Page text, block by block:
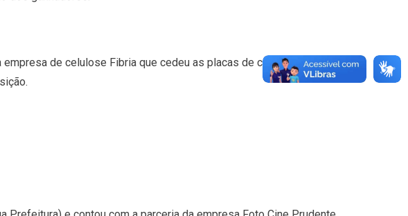
empresa de celulose Fibria que cedeu as placas de celulose para